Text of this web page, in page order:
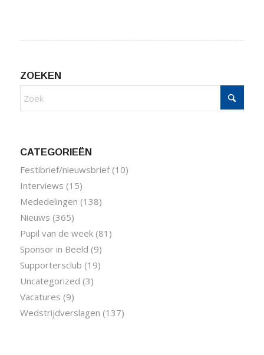
ZOEKEN
CATEGORIEËN
Festibrief/nieuwsbrief(10)
Interviews (15)
Mededelingen (138)
Nieuws (365)
Pupil van de week(81)
Sponsor in Beeld (9)
Supportersclub (19)
Uncategorized (3)
Vacatures (9)
Wedstrijdverslagen (137)